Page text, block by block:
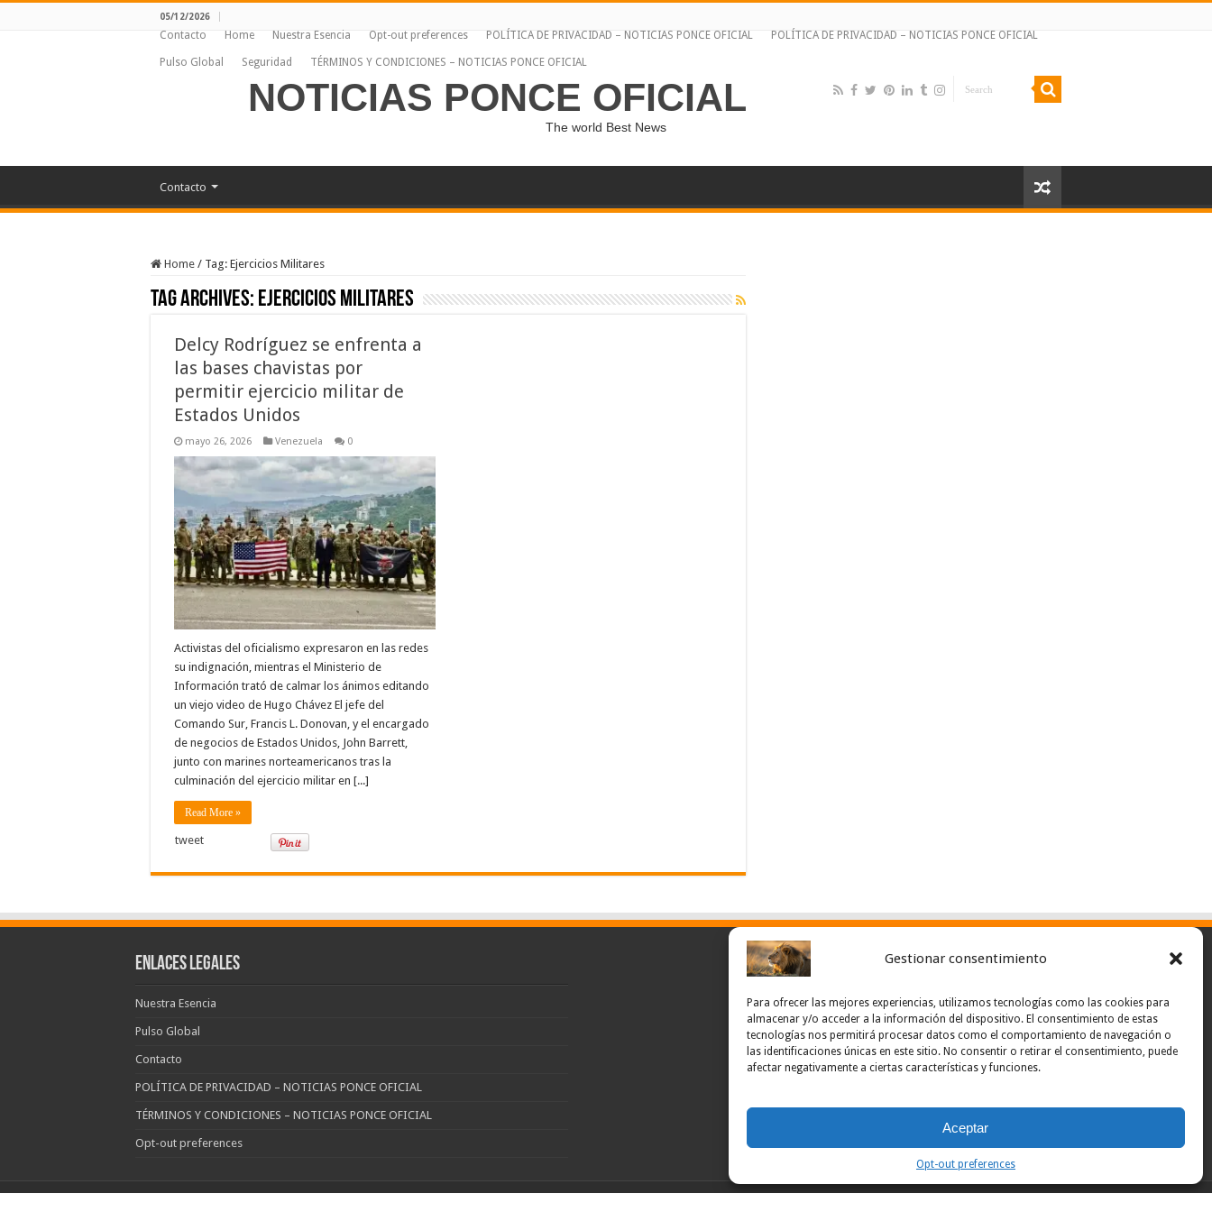
Gestionar consentimiento
Para ofrecer las mejores experiencias, utilizamos tecnologías como las cookies para
almacenar y/o acceder a la información del dispositivo. El consentimiento de estas
tecnologías nos permitirá procesar datos como el comportamiento de navegación o
las identificaciones únicas en este sitio. No consentir o retirar el consentimiento, puede
afectar negativamente a ciertas características y funciones.
Aceptar
Opt-out preferences
05/12/2026
Contacto Home Nuestra Esencia Opt-out preferences POLÍTICA DE PRIVACIDAD – NOTICIAS PONCE OFICIAL POLÍTICA DE PRIVACIDAD – NOTICIAS PONCE OFICIAL
Pulso Global Seguridad TÉRMINOS Y CONDICIONES – NOTICIAS PONCE OFICIAL
NOTICIAS PONCE OFICIAL
The world Best News
Contacto
Home / Tag: Ejercicios Militares
Tag Archives: Ejercicios Militares
Delcy Rodríguez se enfrenta a
las bases chavistas por
permitir ejercicio militar de
Estados Unidos
mayo 26, 2026 Venezuela 0
Activistas del oficialismo expresaron en las redes
su indignación, mientras el Ministerio de
Información trató de calmar los ánimos editando
un viejo video de Hugo Chávez El jefe del
Comando Sur, Francis L. Donovan, y el encargado
de negocios de Estados Unidos, John Barrett,
junto con marines norteamericanos tras la
culminación del ejercicio militar en [...]
Read More »
tweet
Enlaces Legales
Nuestra Esencia
Pulso Global
Contacto
POLÍTICA DE PRIVACIDAD – NOTICIAS PONCE OFICIAL
TÉRMINOS Y CONDICIONES – NOTICIAS PONCE OFICIAL
Opt-out preferences